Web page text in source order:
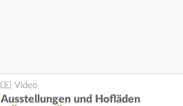
Ausstellungen und Hofläden